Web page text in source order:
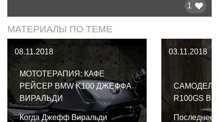
1
МАТЕРИАЛЫ ПО ТЕМЕ
08.11.2018
МОТОТЕРАПИЯ: КАФЕ
РЕЙСЕР BMW K100 ДЖЕФФА
ВИРАЛЬДИ
Когда Джефф Виральди
03.11.2018
R100GS
Последнее